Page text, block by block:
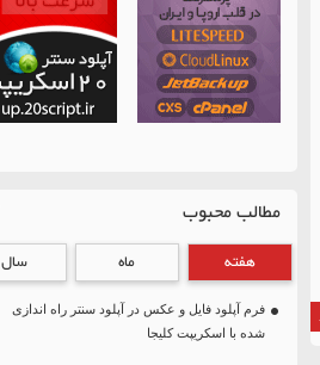
مطالب محبوب
هفته ماه سال
فرم آپلود فایل و عکس در آپلود سنتر راه اندازی
شده با اسکریپت کلیجا